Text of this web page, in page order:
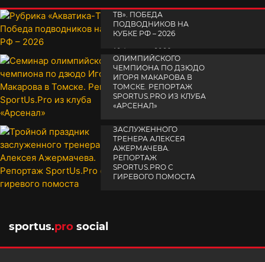
TВ». ПОБЕДА
ПОДВОДНИКОВ НА
КУБКЕ РФ – 2026
19 февраля 2026
СЕМИНАР
ОЛИМПИЙСКОГО
ЧЕМПИОНА ПО ДЗЮДО
ИГОРЯ МАКАРОВА В
ТОМСКЕ. РЕПОРТАЖ
SPORTUS.PRO ИЗ КЛУБА
«АРСЕНАЛ»
ЗАСЛУЖЕННОГО
ТРЕНЕРА АЛЕКСЕЯ
АЖЕРМАЧЕВА.
РЕПОРТАЖ
SPORTUS.PRO С
ГИРЕВОГО ПОМОСТА
sportus.pro social